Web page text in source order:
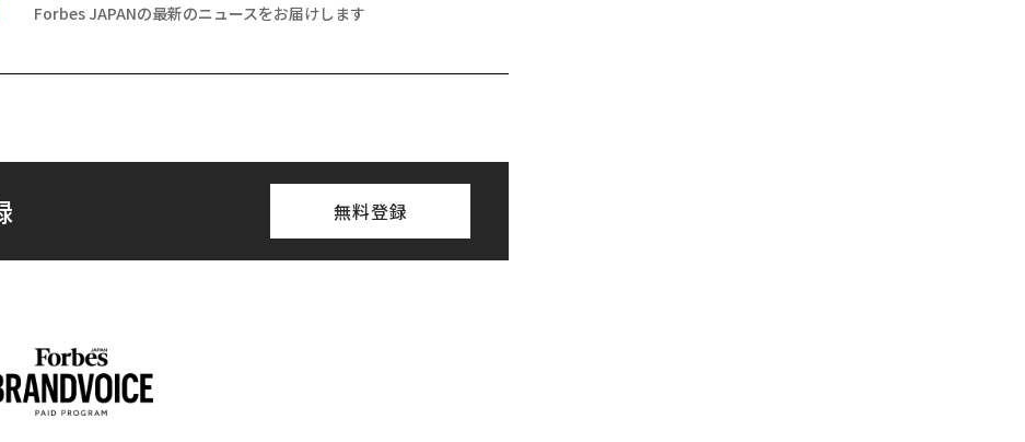
Forbes JAPANの最新のニュースをお届けします
無料登録